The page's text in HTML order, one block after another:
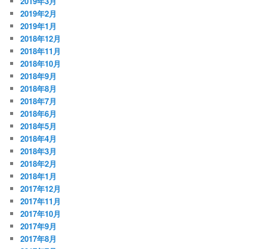
2019年2月
2019年1月
2018年12月
2018年11月
2018年10月
2018年9月
2018年8月
2018年7月
2018年6月
2018年5月
2018年4月
2018年3月
2018年2月
2018年1月
2017年12月
2017年11月
2017年10月
2017年9月
2017年8月